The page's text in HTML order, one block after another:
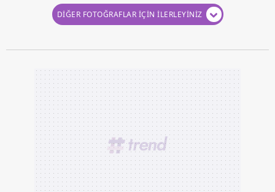
DİĞER FOTOĞRAFLAR İÇİN İLERLEYİNİZ